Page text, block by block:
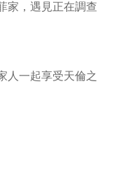
家，遇見正在調查
人一起享受天倫之